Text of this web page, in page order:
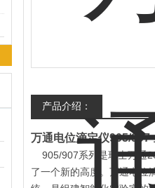
产品介绍：
万通电位滴定仪905/907
905/907系列是瑞士万通
了一个新的高度。万通电位